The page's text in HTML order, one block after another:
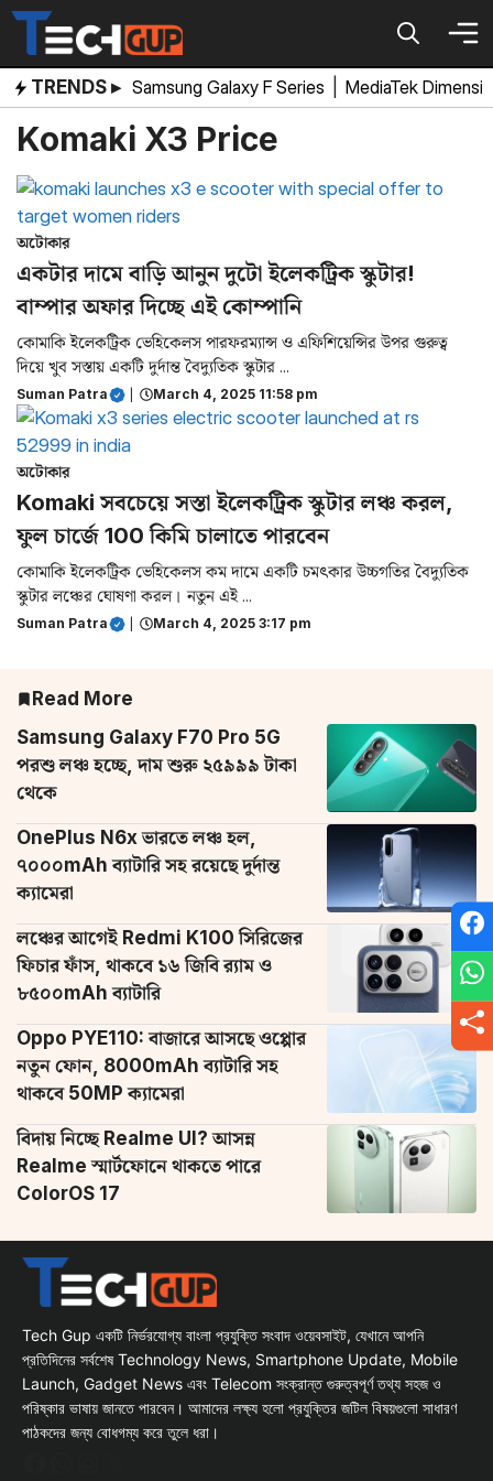
Skip
content
TRENDS ▸ Samsung Galaxy F Series MediaTek
Komaki X3 Price
অটোকার
একটার দামে বাড়ি আনুন দুটো ইলেকট্রিক স্কুটার!
বাম্পার অফার দিচ্ছে এই কোম্পানি
কোমাকি ইলেকট্রিক ভেহিকেলস পারফরম্যান্স ও এফিশিয়েন্সির উপর গুরুত্ব
দিয়ে খুব সস্তায় একটি দুর্দান্ত বৈদ্যুতিক স্কুটার ...
Suman Patra March 4, 2025 11:58 pm
অটোকার
Komaki সবচেয়ে সস্তা ইলেকট্রিক স্কুটার লঞ্চ করল,
ফুল চার্জে 100 কিমি চালাতে পারবেন
কোমাকি ইলেকট্রিক ভেহিকেলস কম দামে একটি চমৎকার উচ্চগতির বৈদ্যুতিক
স্কুটার লঞ্চের ঘোষণা করল। নতুন এই ...
Suman Patra March 4, 2025 3:17 pm
Read More
Samsung Galaxy F70 Pro 5G
পরশু লঞ্চ হচ্ছে, দাম শুরু ২৫৯৯৯ টাকা
থেকে
OnePlus N6x ভারতে লঞ্চ হল,
৭০০০mAh ব্যাটারি সহ রয়েছে দুর্দান্ত
ক্যামেরা
লঞ্চের আগেই Redmi K100 সিরিজের
ফিচার ফাঁস, থাকবে ১৬ জিবি র‌্যাম ও
৮৫০০mAh ব্যাটারি
Oppo PYE110: বাজারে আসছে ওপ্পোর
নতুন ফোন, 8000mAh ব্যাটারি সহ
থাকবে 50MP ক্যামেরা
বিদায় নিচ্ছে Realme UI? আসন্ন
Realme স্মার্টফোনে থাকতে পারে
ColorOS 17
Tech Gup একটি নির্ভরযোগ্য বাংলা প্রযুক্তি সংবাদ ওয়েবসাইট, যেখানে আপনি
প্রতিদিনের সর্বশেষ Technology News, Smartphone Update, Mobile
Launch, Gadget News এবং Telecom সংক্রান্ত গুরুত্বপূর্ণ তথ্য সহজ ও
পরিষ্কার ভাষায় জানতে পারবেন। আমাদের লক্ষ্য হলো প্রযুক্তির জটিল বিষয়গুলো সাধারণ
পাঠকদের জন্য বোধগম্য করে তুলে ধরা।